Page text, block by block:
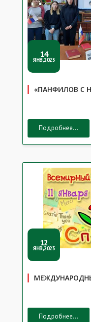
14
ЯНВ,2023
«ПАНФИЛОВ С
Подробнее...
12
ЯНВ,2023
Подробнее...